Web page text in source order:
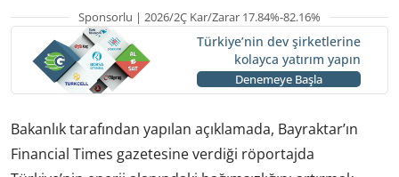
Sponsorlu | 2026/2Ç Kar/Zarar 17.84%-82.16%
Türkiye’nin dev şirketlerine
kolayca yatırım yapın
Denemeye Başla
Bakanlık tarafından yapılan açıklamada, Bayraktar’ın
Financial Times gazetesine verdiği röportajda